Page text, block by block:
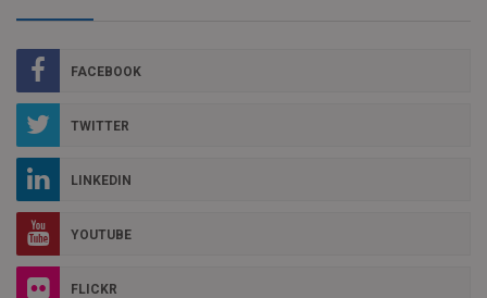
FACEBOOK
TWITTER
LINKEDIN
YOUTUBE
FLICKR